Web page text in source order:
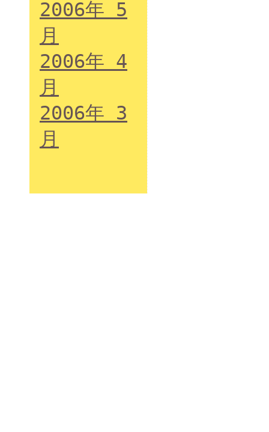
2006年 5
月
2006年 4
月
2006年 3
月